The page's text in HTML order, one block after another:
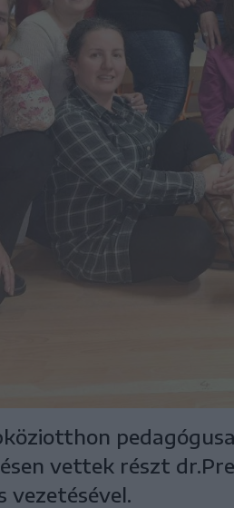
vettek részt
vezetésével.